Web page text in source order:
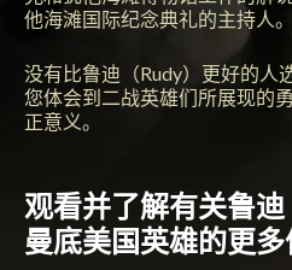
他海滩国际纪念典礼的主持人。
没有比鲁迪（Rudy）更好的人
您体会到二战英雄们所展现的
正意义。
观看并了解有关鲁
曼底美国英雄的更多